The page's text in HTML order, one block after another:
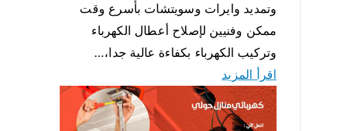
وتمديد وايرات وسويتشات بأسرع وقت
ممكن وفنيين لإصلاح أعطال الكهرباء
وتركيب الكهرباء بكفاءة عالية جدا،…
اقرأ المزيد